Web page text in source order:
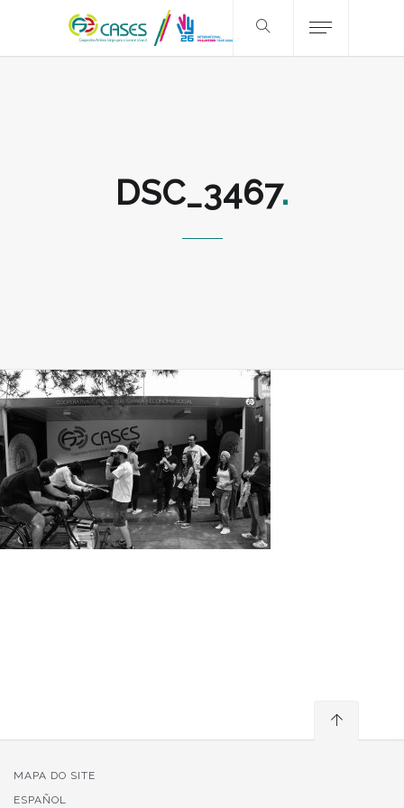
DSC_3467
MAPA DO SITE
ESPAÑOL